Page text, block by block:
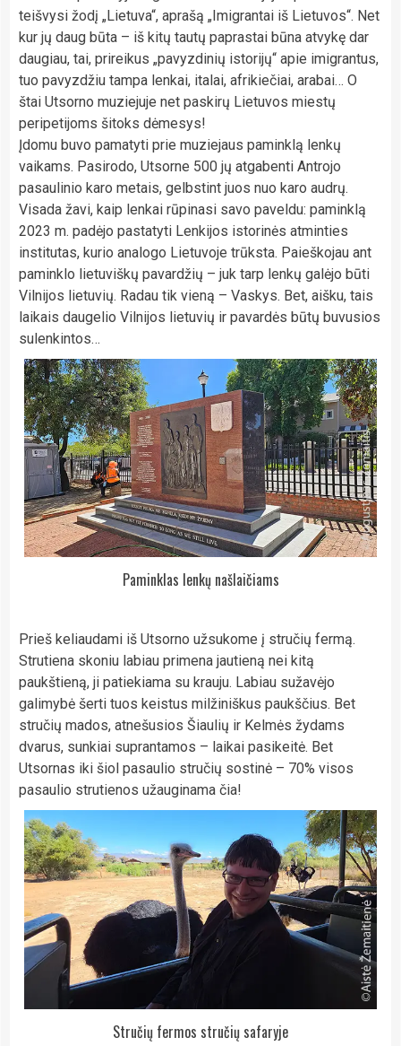
teišvysi žodį „Lietuva“, aprašą „Imigrantai iš Lietuvos“. Net
kur jų daug būta – iš kitų tautų paprastai būna atvykę dar
daugiau, tai, prireikus „pavyzdinių istorijų“ apie imigrantus,
tuo pavyzdžiu tampa lenkai, italai, afrikiečiai, arabai… O
štai Utsorno muziejuje net paskirų Lietuvos miestų
peripetijoms šitoks dėmesys!
Įdomu buvo pamatyti prie muziejaus paminklą lenkų
vaikams. Pasirodo, Utsorne 500 jų atgabenti Antrojo
pasaulinio karo metais, gelbstint juos nuo karo audrų.
Visada žavi, kaip lenkai rūpinasi savo paveldu: paminklą
2023 m. padėjo pastatyti Lenkijos istorinės atminties
institutas, kurio analogo Lietuvoje trūksta. Paieškojau ant
paminklo lietuviškų pavardžių – juk tarp lenkų galėjo būti
Vilnijos lietuvių. Radau tik vieną – Vaskys. Bet, aišku, tais
laikais daugelio Vilnijos lietuvių ir pavardės būtų buvusios
sulenkintos…
Paminklas lenkų našlaičiams
Prieš keliaudami iš Utsorno užsukome į stručių fermą.
Strutiena skoniu labiau primena jautieną nei kitą
paukštieną, ji patiekiama su krauju. Labiau sužavėjo
galimybė šerti tuos keistus milžiniškus paukščius. Bet
stručių mados, atnešusios Šiaulių ir Kelmės žydams
dvarus, sunkiai suprantamos – laikai pasikeitė. Bet
Utsornas iki šiol pasaulio stručių sostinė – 70% visos
pasaulio strutienos užauginama čia!
Stručių fermos stručių safaryje